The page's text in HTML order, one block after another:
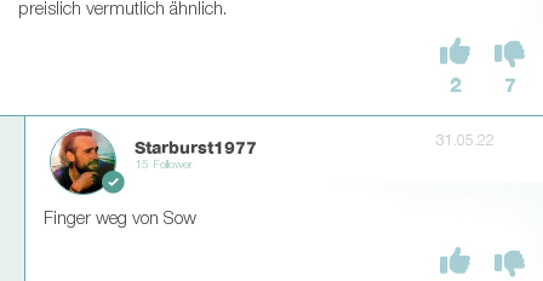
preislich vermutlich ähnlich.
2 7
Starburst1977
15 Follower
31.05.22
Finger weg von Sow